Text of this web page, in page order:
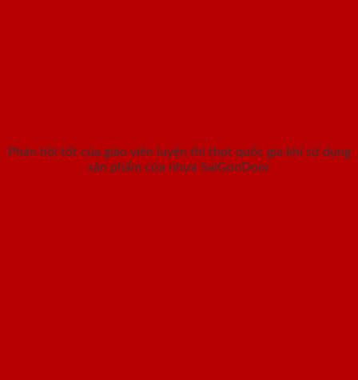
Phản hồi tốt của giáo viên luyện thi thpt quốc gia khi sử dụng
sản phẩm cửa nhựa SaiGonDoor